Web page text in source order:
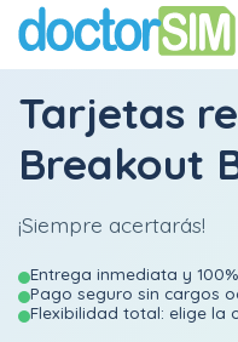
Tarjetas
Breakout
¡Siempre acertarás!
Entrega inmediata y
Pago seguro sin cargos
Flexibilidad total: elige la